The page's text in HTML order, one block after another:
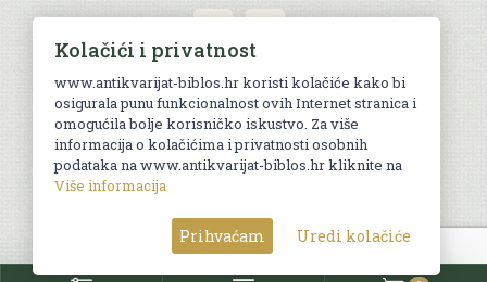
Uvjeti kupnje
© Sva prava pridržana. Web by
Kolačići i privatnost
www.antikvarijat-biblos.hr koristi kolačiće kako bi
osigurala punu funkcionalnost ovih Internet stranica i
omogućila bolje korisničko iskustvo. Za više
informacija o kolačićima i privatnosti osobnih
podataka na www.antikvarijat-biblos.hr kliknite na
Više informacija
Prihvaćam Uredi kolačiće